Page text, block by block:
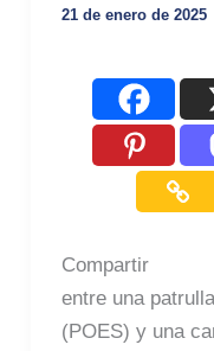
21 de enero de 2025
Compartir Un
entre una
(POES) y una